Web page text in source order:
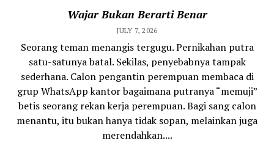
Wajar Bukan Berarti Benar
JULY 7, 2026
Seorang teman menangis tergugu. Pernikahan putra
satu-satunya batal. Sekilas, penyebabnya tampak
sederhana. Calon pengantin perempuan membaca di
grup WhatsApp kantor bagaimana putranya “memuji”
betis seorang rekan kerja perempuan. Bagi sang calon
menantu, itu bukan hanya tidak sopan, melainkan juga
merendahkan....